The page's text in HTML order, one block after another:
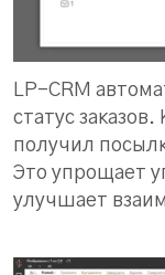
LP-CRM
статус
получил
Это упрощает
улучшает